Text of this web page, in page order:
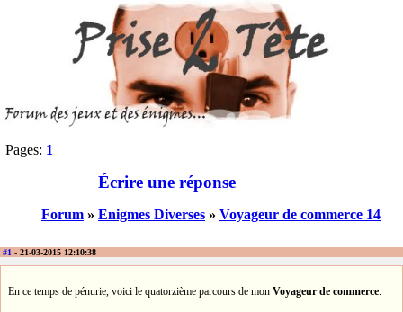
Pages: 1
Écrire une réponse
Forum » Enigmes Diverses » Voyageur de commerce 14
#1 - 21-03-2015 12:10:38
En ce temps de pénurie, voici le quatorzième parcours de mon Voyageur de commerce